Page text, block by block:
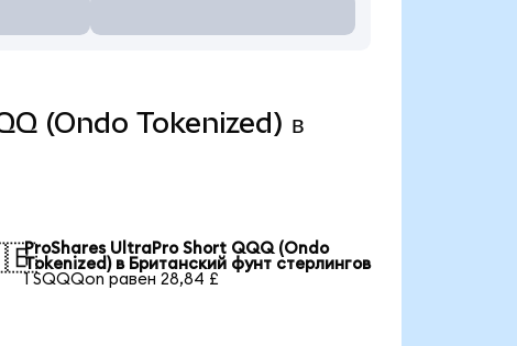
(Ondo Tokenized) в
ProShares UltraPro Short QQQ (Ondo
Tokenized) в Британский фунт стерлингов
1 SQQQon равен 28,84 £